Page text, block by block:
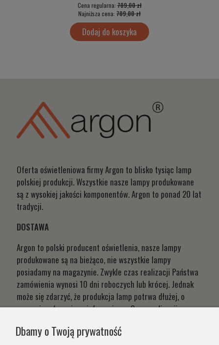
Cena regularna:709,00 zł
Najniższa cena: 709,00 zł
Dodaj do koszyka
Oferta oświetleniowa firmy Argon to blisko tysiąc lamp
polskiej produkcji. Wszystkie nasze lampy produkowane
są z wysokiej jakości komponentów. Argon to ponad 20 lat
tradycji.
DOSTAWA
Argon to polski producent oświetlenia, nasze lampy
produkowane są na bieżąco, nie wszystkie lampy
posiadamy na magazynie. Zwykle czas realizacji Państwa
zamówienia wynosi 10 dni roboczych lub krócej. Jednak
może się zdarzyć, że produkcja lamp potrwa dłużej, o
czym niezwłocznie poinformujemy. Czas realizacji
chęci zapewnienia jak najwyższej jakości produktu. W
Dbamy o Twoją prywatność